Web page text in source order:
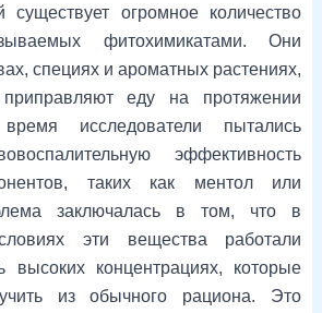
огромное количество
фитохимикатами. Они
специях и ароматных растениях,
еду на протяжении
исследователи пытались
эффективность
таких как ментол или
заключалась в том, что в
эти вещества работали
высоких концентрациях, которые
из обычного рациона. Это